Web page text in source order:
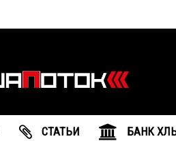
агентство
"МедиаПоток"
CТАТЬИ БАНК